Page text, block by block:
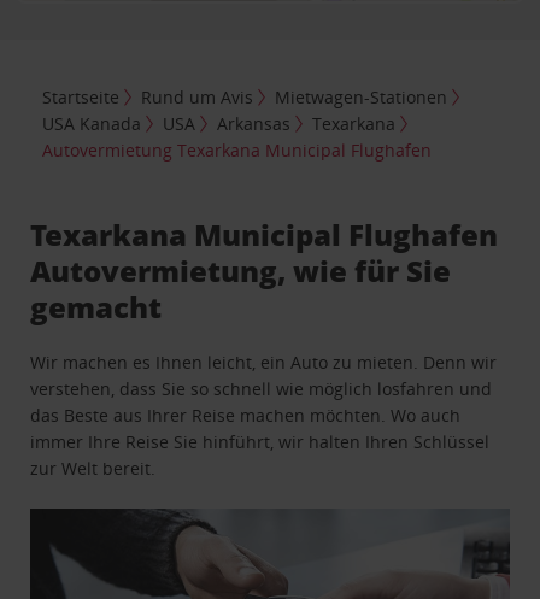
Startseite Rund um Avis
Mietwagen-Stationen
USA Kanada
USA Arkansas
Texarkana
Autovermietung Texarkana Municipal Flughafen
Texarkana Municipal Flughafen
Autovermietung, wie für Sie
gemacht
Wir machen es Ihnen leicht, ein Auto zu mieten. Denn wir
verstehen, dass Sie so schnell wie möglich losfahren und
das Beste aus Ihrer Reise machen möchten. Wo auch
immer Ihre Reise Sie hinführt, wir halten Ihren Schlüssel
zur Welt bereit.